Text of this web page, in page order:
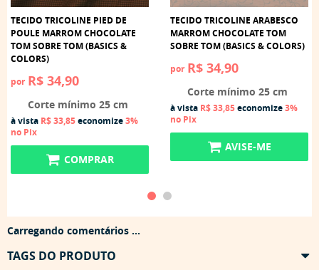
TECIDO TRICOLINE PIED DE
POULE MARROM CHOCOLATE
TOM SOBRE TOM (BASICS &
COLORS)
por R$ 34,90
Corte mínimo 25 cm
à vista R$ 33,85economize3%
no Pix
COMPRAR
TECIDO TRICOLINE ARABESCO
MARROM CHOCOLATE TOM
SOBRE TOM (BASICS & COLORS)
por R$ 34,90
Corte mínimo 25 cm
à vista R$ 33,85economize3%
no Pix
AVISE-ME
Carregando comentários ...
TAGS DO PRODUTO